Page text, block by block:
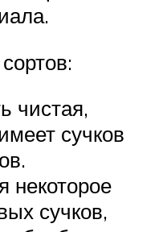
чистая,
сучков
некоторое
сучков,